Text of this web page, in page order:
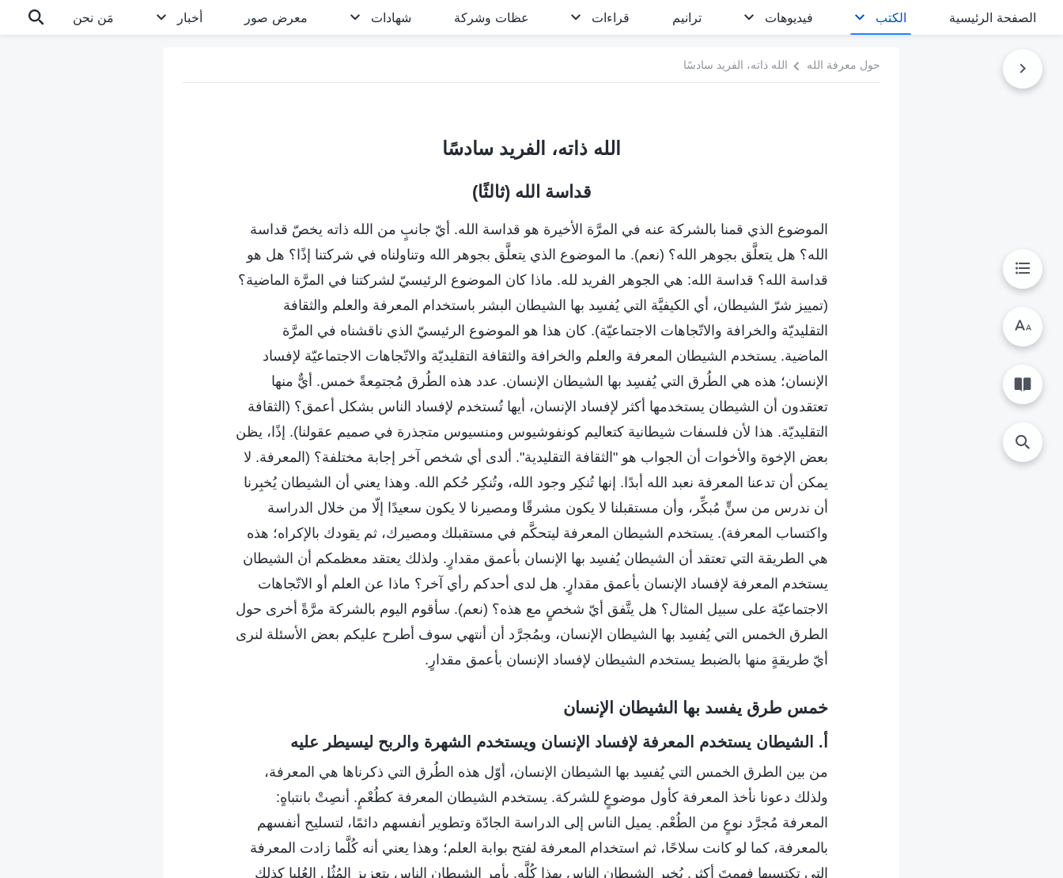
الصفحة الرئيسية الكتب فيديوهات ترانيم قراءات عظات وشركة شهادات معرض صور أخبار مَن نحن
حول معرفة الله الله ذاته، الفريد سادسًا
الله ذاته، الفريد سادسًا
قداسة الله (ثالثًا)
الموضوع الذي قمنا بالشركة عنه في المرَّة الأخيرة هو قداسة الله. أيّ جانبٍ من الله ذاته يخصّ قداسة
الله؟ هل يتعلَّق بجوهر الله؟ (نعم). ما الموضوع الذي يتعلَّق بجوهر الله وتناولناه في شركتنا إذًا؟ هل هو
قداسة الله؟ قداسة الله: هي الجوهر الفريد لله. ماذا كان الموضوع الرئيسيّ لشركتنا في المرَّة الماضية؟
(تمييز شرّ الشيطان، أي الكيفيَّة التي يُفسِد بها الشيطان البشر باستخدام المعرفة والعلم والثقافة
التقليديّة والخرافة والاتّجاهات الاجتماعيّة). كان هذا هو الموضوع الرئيسيّ الذي ناقشناه في المرَّة
الماضية. يستخدم الشيطان المعرفة والعلم والخرافة والثقافة التقليديّة والاتّجاهات الاجتماعيّة لإفساد
الإنسان؛ هذه هي الطُرق التي يُفسِد بها الشيطان الإنسان. عدد هذه الطُرق مُجتمِعةً خمس. أيٌّ منها
تعتقدون أن الشيطان يستخدمها أكثر لإفساد الإنسان، أيها تُستخدم لإفساد الناس بشكل أعمق؟ (الثقافة
التقليديّة. هذا لأن فلسفات شيطانية كتعاليم كونفوشيوس ومنسيوس متجذرة في صميم عقولنا). إذًا، يظن
بعض الإخوة والأخوات أن الجواب هو "الثقافة التقليدية". ألدى أي شخص آخر إجابة مختلفة؟ (المعرفة. لا
يمكن أن تدعنا المعرفة نعبد الله أبدًا. إنها تُنكِر وجود الله، وتُنكِر حُكم الله. وهذا يعني أن الشيطان يُخبِرنا
أن ندرس من سنٍّ مُبكِّر، وأن مستقبلنا لا يكون مشرقًا ومصيرنا لا يكون سعيدًا إلّا من خلال الدراسة
واكتساب المعرفة). يستخدم الشيطان المعرفة ليتحكَّم في مستقبلك ومصيرك، ثم يقودك بالإكراه؛ هذه
هي الطريقة التي تعتقد أن الشيطان يُفسِد بها الإنسان بأعمق مقدارٍ. ولذلك يعتقد معظمكم أن الشيطان
يستخدم المعرفة لإفساد الإنسان بأعمق مقدارٍ. هل لدى أحدكم رأي آخر؟ ماذا عن العلم أو الاتّجاهات
الاجتماعيّة على سبيل المثال؟ هل يتَّفق أيّ شخصٍ مع هذه؟ (نعم). سأقوم اليوم بالشركة مرَّةً أخرى حول
الطرق الخمس التي يُفسِد بها الشيطان الإنسان، وبمُجرَّد أن أنتهي سوف أطرح عليكم بعض الأسئلة لنرى
أيّ طريقةٍ منها بالضبط يستخدم الشيطان لإفساد الإنسان بأعمق مقدارٍ.
خمس طرق يفسد بها الشيطان الإنسان
أ. الشيطان يستخدم المعرفة لإفساد الإنسان ويستخدم الشهرة والربح ليسيطر عليه
من بين الطرق الخمس التي يُفسِد بها الشيطان الإنسان، أوّل هذه الطُرق التي ذكرناها هي المعرفة،
ولذلك دعونا نأخذ المعرفة كأول موضوعٍ للشركة. يستخدم الشيطان المعرفة كطُعْمٍ. أنصِتْ بانتباهٍ:
المعرفة مُجرَّد نوعٍ من الطُعْم. يميل الناس إلى الدراسة الجادّة وتطوير أنفسهم دائمًا، لتسليح أنفسهم
بالمعرفة، كما لو كانت سلاحًا، ثم استخدام المعرفة لفتح بوابة العلم؛ وهذا يعني أنه كُلَّما زادت المعرفة
التي تكتسبها فهمتَ أكثر. يُخبِر الشيطان الناس بهذا كُلَّه. يأمر الشيطان الناس بتعزيز المُثُل العُليا كذلك